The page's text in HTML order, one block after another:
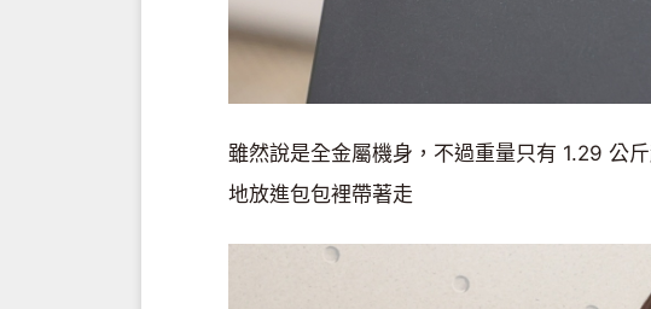
雖然說是全金屬機身，不過重量只有 1.29 公
地放進包包裡帶著走